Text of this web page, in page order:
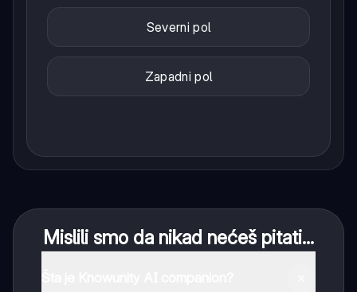
Severni pol
Zapadni pol
Mislili smo da nikad nećeš pitati...